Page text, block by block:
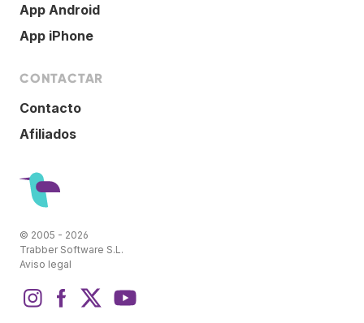
App Android
App iPhone
CONTACTAR
Contacto
Afiliados
© 2005 - 2026
Trabber Software S.L.
Aviso legal